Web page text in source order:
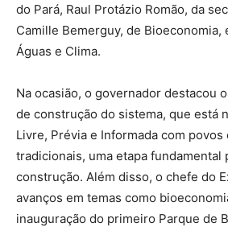
do Pará, Raul Protázio Romão, da
Camille Bemerguy, de Bioeconomia,
Águas e Clima.
Na ocasião, o governador destacou
de construção do sistema, que está
Livre, Prévia e Informada com povos
tradicionais, uma etapa fundamental
construção. Além disso, o chefe do
avanços em temas como
inauguração do primeiro Parque de